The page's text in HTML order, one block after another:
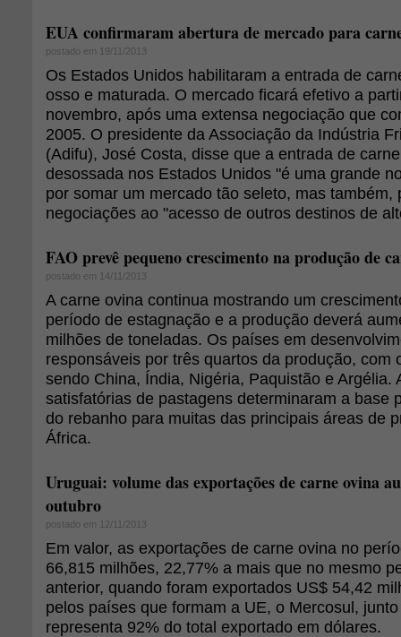
EUA confirmaram abertura de mercado para
postado em 19/11/2013
Os Estados Unidos habilitaram a entrada de
osso e maturada. O mercado ficará efetivo a
novembro, após uma extensa negociação que
2005. O presidente da Associação da Indústria
(Adifu), José Costa, disse que a entrada de
desossada nos Estados Unidos "é uma grande
por somar um mercado tão seleto, mas também,
negociações ao "acesso de outros destinos de
FAO prevê pequeno crescimento na produção de
postado em 14/11/2013
A carne ovina continua mostrando um
período de estagnação e a produção deverá
milhões de toneladas. Os países em
responsáveis por três quartos da produção, com
sendo China, Índia, Nigéria, Paquistão e Argélia.
satisfatórias de pastagens determinaram a base
do rebanho para muitas das principais áreas de
África.
Uruguai: volume das exportações de carne ovina
outubro
postado em 12/11/2013
Em valor, as exportações de carne ovina no
66,815 milhões, 22,77% a mais que no mesmo
anterior, quando foram exportados US$ 54,42
pelos países que formam a UE, o Mercosul,
representa 92% do total exportado em dólares.